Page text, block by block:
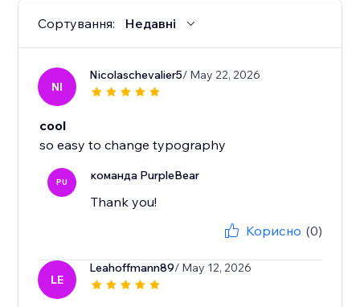
Сортування: Недавні
NI
Nicolaschevalier5/ May 22, 2026
cool
so easy to change typography
PU команда PurpleBear
Thank you!
Корисно (0)
LE
Leahoffmann89/ May 12, 2026